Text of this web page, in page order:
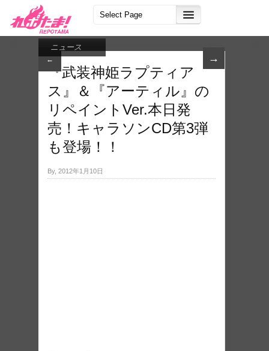
← →
ニュース
『武装神姫ラプティア
ス』＆『アーティル』の
リペイントVer.本日発
売！キャラソンCD第3弾
By, 2012年1月10日